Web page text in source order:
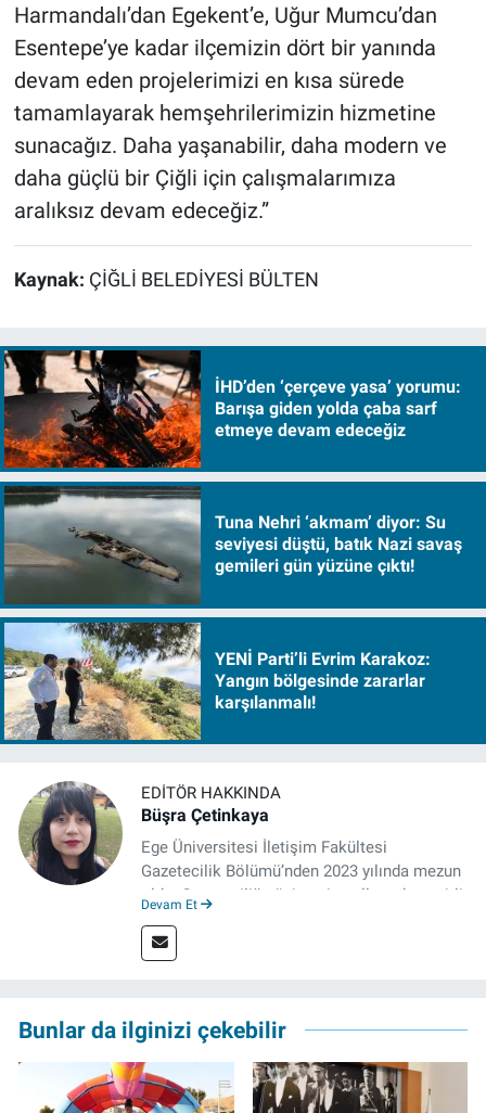
Harmandalı’dan Egekent’e, Uğur Mumcu’dan
Esentepe’ye kadar ilçemizin dört bir yanında
devam eden projelerimizi en kısa sürede
tamamlayarak hemşehrilerimizin hizmetine
sunacağız. Daha yaşanabilir, daha modern ve
daha güçlü bir Çiğli için çalışmalarımıza
aralıksız devam edeceğiz.”
Kaynak: ÇİĞLİ BELEDİYESİ BÜLTEN
İHD’den ‘çerçeve yasa’ yorumu:
Barışa giden yolda çaba sarf
etmeye devam edeceğiz
Tuna Nehri ‘akmam’ diyor: Su
seviyesi düştü, batık Nazi savaş
gemileri gün yüzüne çıktı!
YENİ Parti’li Evrim Karakoz:
Yangın bölgesinde zararlar
karşılanmalı!
EDITÖR HAKKINDA
Büşra Çetinkaya
Ege Üniversitesi İletişim Fakültesi
Gazetecilik Bölümü’nden 2023 yılında mezun
oldu. Gazeteciliğe üniversite yıllarında çeşitli
Meslek hayatına 2023'te İzmir'de başlayan
gazeteci, halen izgazete.net’te editör olarak
Devam Et
Bunlar da ilginizi çekebilir